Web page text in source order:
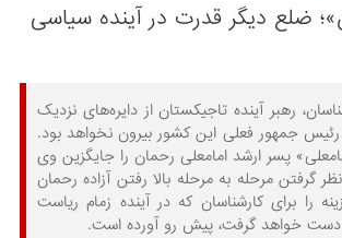
ضلع دیگر قدرت در آینده سیاسی
رهبر آینده تاجیکستان از دایره‌های نزدیک
رئیس جمهور فعلی این کشور بیرون نخواهد بود.
پسر ارشد امامعلی رحمان را جایگزین وی
گرفتن مرحله به مرحله بالا رفتن آزاده رحمان
را برای کارشناسان که در آینده زمام ریاست
خواهد گرفت، پیش رو آورده است.